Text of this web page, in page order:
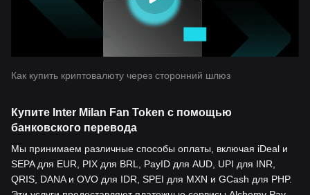
Как купить криптовалюту через сторонний шлюз
Купите Inter Milan Fan Token с помощью
банковского перевода
Мы принимаем различные способы оплаты, включая iDeal и
SEPA для EUR, PIX для BRL, PayID для AUD, UPI для INR,
QRIS, DANA и OVO для IDR, SPEI для MXN и GCash для PHP.